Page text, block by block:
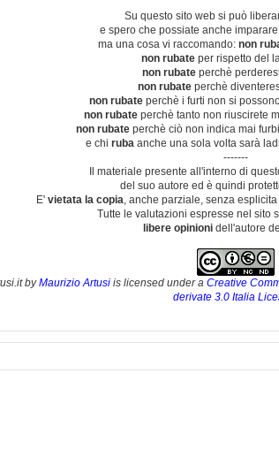
Su questo sito web si può
e spero che possiate anche
ma una cosa vi raccomando: non
non rubateper rispetto del
non rubate perchè
non rubate perchè
non rubate perchè i furti non si
non rubateperchè tanto non riuscirete
non rubateperchè ciò non indica mai
e chi ruba anche una sola volta sarà
-------
Il materiale presente all'interno di
del suo autore ed è quindi
E' vietata la copia, anche parziale, senza
Tutte le valutazioni espresse nel sito
libere opinioni dell'autore
byMaurizio Artusi is licensed under a Creative
derivate 3.0 Italia